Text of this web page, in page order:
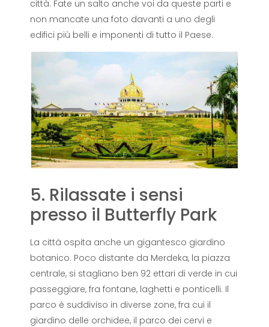
città. Fate un salto anche voi da queste parti e
non mancate una foto davanti a uno degli
edifici più belli e imponenti di tutto il Paese.
5. Rilassate i sensi
presso il Butterfly Park
La città ospita anche un gigantesco giardino
botanico. Poco distante da Merdeka, la piazza
centrale, si stagliano ben 92 ettari di verde in cui
passeggiare, fra fontane, laghetti e ponticelli. Il
parco è suddiviso in diverse zone, fra cui il
giardino delle orchidee, il parco dei cervi e